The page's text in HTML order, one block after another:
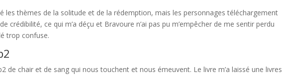
les thèmes de la solitude et de la rédemption, mais les personnages téléchargement
crédibilité, ce qui m’a déçu et Bravoure n’ai pas pu m’empêcher de me sentir perdu
trop confuse.
de chair et de sang qui nous touchent et nous émeuvent. Le livre m’a laissé une livres